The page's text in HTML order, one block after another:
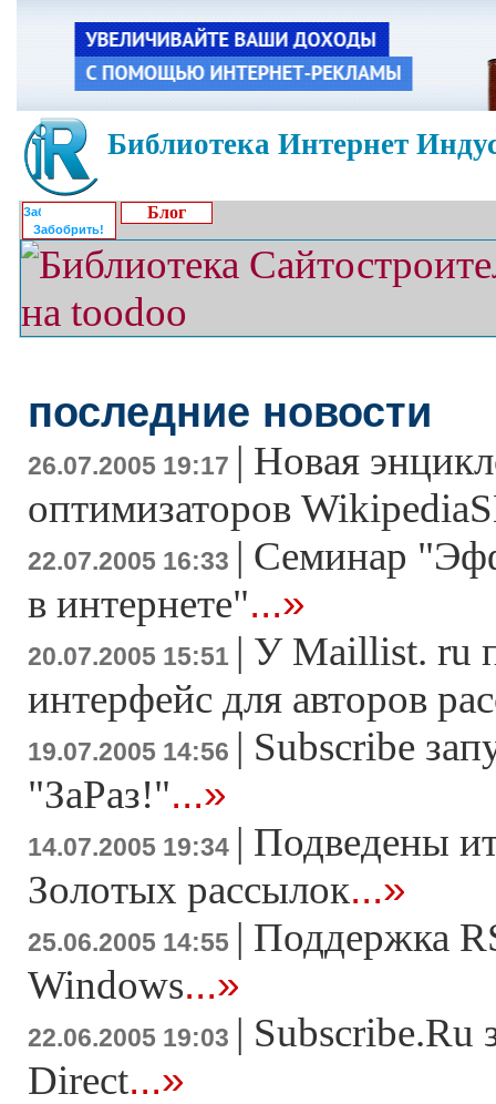
Библиотека Интернет
Забобрить!
Блог
последние новости
26.07.2005 19:17 | Новая
оптимизаторов
22.07.2005 16:33 | Семинар
в интернете"...»
20.07.2005 15:51 | У Maillist. ru
интерфейс для авторов
19.07.2005 14:56 | Subscribe
"ЗаРаз!"...»
14.07.2005 19:34 | Подведены
Золотых рассылок...»
25.06.2005 14:55 | Поддержка
Windows...»
22.06.2005 19:03 | Subscribe.Ru
Direct...»